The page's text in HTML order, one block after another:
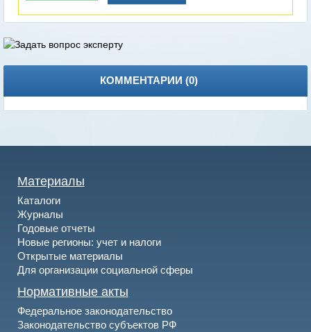
КОММЕНТАРИИ (0)
Материалы
Каталоги
Журналы
Годовые отчеты
Новые регионы: учет и налоги
Открытые материалы
Для организации социальной сферы
Нормативные акты
Федеральное законодательство
Законодательство субъектов РФ